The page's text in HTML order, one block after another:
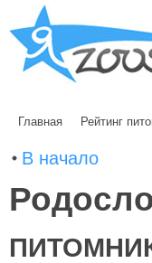
Главная Рейтинг
В начало